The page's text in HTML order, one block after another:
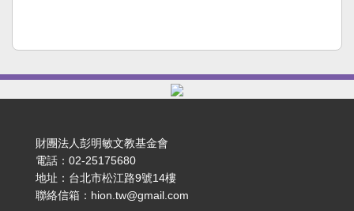
財團法人彭明敏文教基金會
電話：02-25175680
地址：台北市松江路9號14樓
聯絡信箱：hion.tw@gmail.com